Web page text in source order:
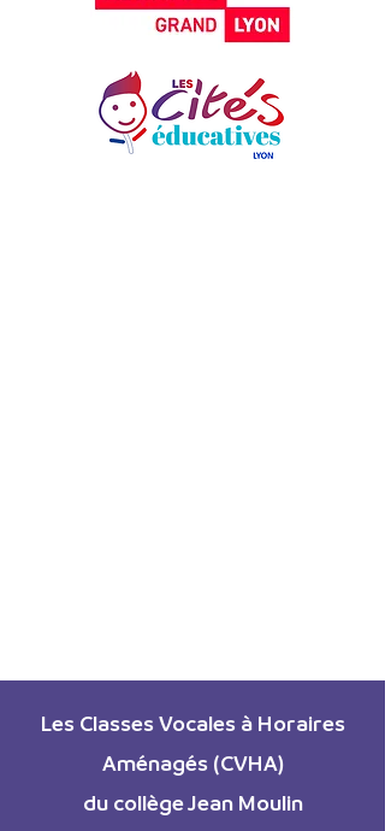
Les Classes Vocales à Horaires
Aménagés (CVHA)
du collège Jean Moulin